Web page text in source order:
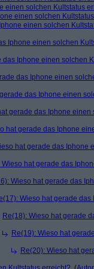
einen solchen Kultstatus
einen solchen
einen solchen
Iphone einen solchen
das Iphone einen solchen
das Iphone einen
das Iphone einen
gerade das Iphone
hat gerade das Iphone
hat gerade das Iphone
Wieso hat gerade das
Wieso hat gerade das
Wieso hat gerade
Re(18): Wieso hat gerade
Re(19): Wieso hat
Re(20): Wieso hat